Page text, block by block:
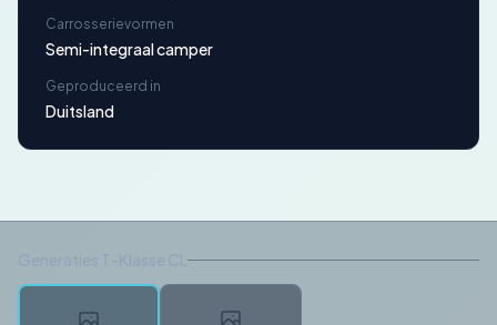
Carrosserievormen
Semi-integraal camper
Geproduceerd in
Duitsland